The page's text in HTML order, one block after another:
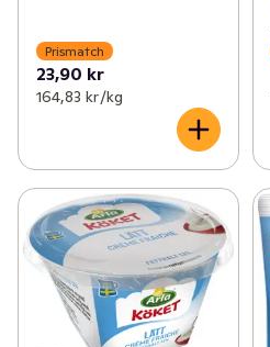
Prismatch
23,90 kr
164,83 kr /kg